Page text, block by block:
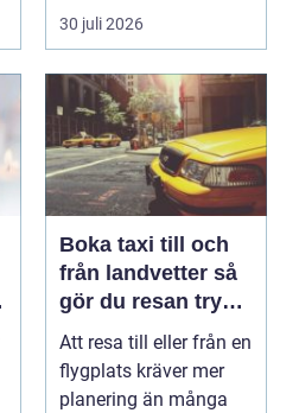
Det påverkar hur länge
gäs...
30 juli 2026
Boka taxi till och
från landvetter så
gör du resan trygg
och smidig
Att resa till eller från en
flygplats kräver mer
planering än många